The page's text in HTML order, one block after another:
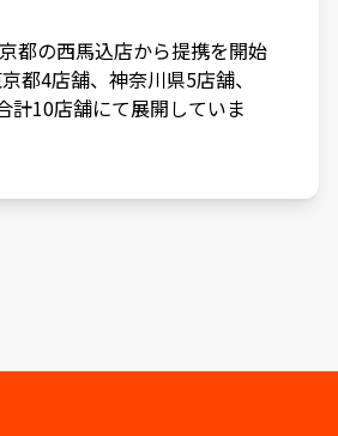
都の西馬込店から提携を開始
都4店舗、神奈川県5店舗、
計10店舗にて展開していま